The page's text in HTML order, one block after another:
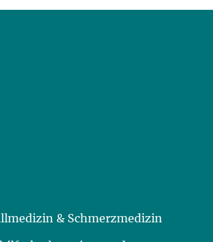
& Schmerzmedizin